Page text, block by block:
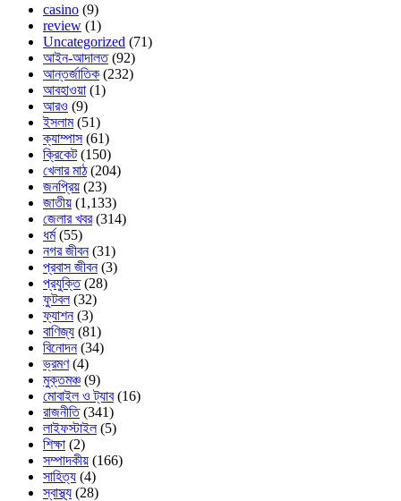
casino (9)
review (1)
Uncategorized (71)
আইন-আদালত(92)
আন্তর্জাতিক (232)
আবহাওয়া (1)
আরও (9)
ইসলাম(51)
ক্যাম্পাস(61)
ক্রিকেট(150)
খেলার মাঠ(204)
জনপ্রিয় (23)
জাতীয় (1,133)
জেলার খবর(314)
ধর্ম(55)
নগর জীবন(31)
প্রবাস জীবন(3)
প্রযুক্তি(28)
ফুটবল(32)
ফ্যাশন(3)
বাণিজ্য (81)
বিনোদন(34)
ভ্রমণ(4)
মুক্তমঞ্চ (9)
মোবাইল ও ট্যাব(16)
রাজনীতি(341)
লাইফস্টাইল(5)
শিক্ষা (2)
সম্পাদকীয় (166)
সাহিত্য (4)
স্বাস্থ্য (28)